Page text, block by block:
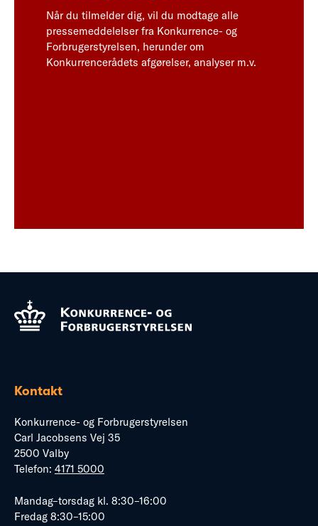
Når du tilmelder dig, vil du modtage alle
pressemeddelelser fra Konkurrence- og
Forbrugerstyrelsen, herunder om
Konkurrencerådets afgørelser, analyser m.v.
Kontakt
Konkurrence- og Forbrugerstyrelsen
Carl Jacobsens Vej 35
2500 Valby
Telefon: 4171 5000
Mandag–torsdag kl. 8:30–16:00
Fredag 8:30–15:00